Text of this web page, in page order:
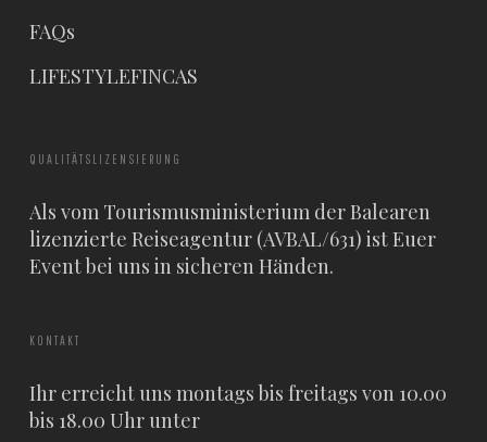
FAQs
LIFESTYLEFINCAS
QUALITÄTSLIZENSIERUNG
Als vom Tourismusministerium der Balearen
lizenzierte Reiseagentur (AVBAL/631) ist Euer
Event bei uns in sicheren Händen.
KONTAKT
Ihr erreicht uns montags bis freitags von 10.00
bis 18.00 Uhr unter